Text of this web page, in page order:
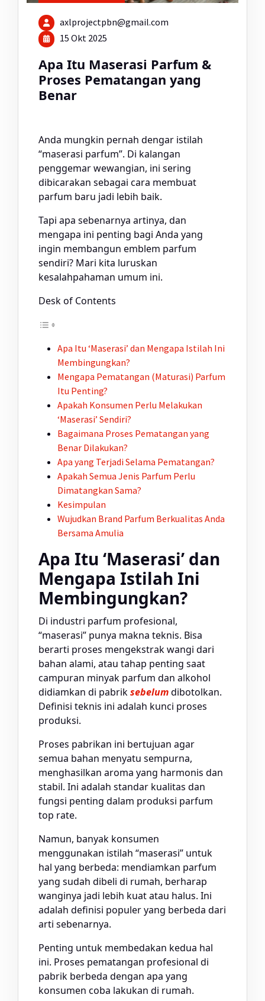
axlprojectpbn@gmail.com
15 Okt 2025
Apa Itu Maserasi Parfum &
Proses Pematangan yang
Benar
Anda mungkin pernah dengar istilah
“maserasi parfum”. Di kalangan
penggemar wewangian, ini sering
dibicarakan sebagai cara membuat
parfum baru jadi lebih baik.
Tapi apa sebenarnya artinya, dan
mengapa ini penting bagi Anda yang
ingin membangun emblem parfum
sendiri? Mari kita luruskan
kesalahpahaman umum ini.
Desk of Contents
Apa Itu ‘Maserasi’ dan Mengapa Istilah Ini
Membingungkan?
Mengapa Pematangan (Maturasi) Parfum
Itu Penting?
Apakah Konsumen Perlu Melakukan
‘Maserasi’ Sendiri?
Bagaimana Proses Pematangan yang
Benar Dilakukan?
Apa yang Terjadi Selama Pematangan?
Apakah Semua Jenis Parfum Perlu
Dimatangkan Sama?
Kesimpulan
Wujudkan Brand Parfum Berkualitas Anda
Bersama Amulia
Apa Itu ‘Maserasi’ dan
Mengapa Istilah Ini
Membingungkan?
Di industri parfum profesional,
“maserasi” punya makna teknis. Bisa
berarti proses mengekstrak wangi dari
bahan alami, atau tahap penting saat
campuran minyak parfum dan alkohol
didiamkan di pabriksebelumdibotolkan.
Definisi teknis ini adalah kunci proses
produksi.
Proses pabrikan ini bertujuan agar
semua bahan menyatu sempurna,
menghasilkan aroma yang harmonis dan
stabil. Ini adalah standar kualitas dan
fungsi penting dalam produksi parfum
top rate.
Namun, banyak konsumen
menggunakan istilah “maserasi” untuk
hal yang berbeda: mendiamkan parfum
yang sudah dibeli di rumah, berharap
wanginya jadi lebih kuat atau halus. Ini
adalah definisi populer yang berbeda dari
arti sebenarnya.
Penting untuk membedakan kedua hal
ini. Proses pematangan profesional di
pabrik berbeda dengan apa yang
konsumen coba lakukan di rumah.